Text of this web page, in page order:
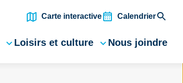
Carte interactive Calendrier
Loisirs et culture Nous joindre